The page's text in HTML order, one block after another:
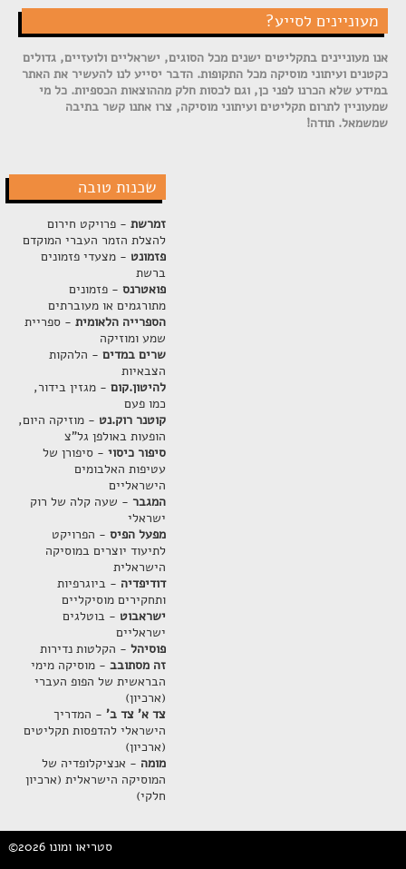
מעוניינים לסייע?
אנו מעוניינים בתקליטים ישנים מכל הסוגים, ישראליים ולועזיים, גדולים
כקטנים ועיתוני מוסיקה מכל התקופות. הדבר יסייע לנו להעשיר את האתר
במידע שלא הכרנו לפני כן, וגם לכסות חלק מההוצאות הכספיות. כל מי
שמעוניין לתרום תקליטים ועיתוני מוסיקה, צרו אתנו קשר בתיבה
שמשמאל. תודה!
שכנות טובה
זמרשת- פרויקט חירום
להצלת הזמר העברי המוקדם
פזמונט - מצעדי פזמונים
ברשת
פואטרנס- פזמונים
מתורגמים או מעוברתים
הספרייה הלאומית- ספריית
שמע ומוזיקה
שרים במדים- הלהקות
הצבאיות
להיטון.קום- מגזין בידור,
כמו פעם
קוטנר רוק.נט - מוזיקה היום,
הופעות באולפן גל"צ
סיפור כיסוי- סיפורן של
עטיפות האלבומים
הישראליים
המגבר- שעה קלה של רוק
ישראלי
מפעל הפיס- הפרויקט
לתיעוד יוצרים במוסיקה
הישראלית
דודיפדיה - ביוגרפיות
ותחקירים מוסיקליים
ישראבוט - בוטלגים
ישראליים
פוסיהל- הקלטות נדירות
זה מסתובב- מוסיקה מימי
הבראשית של הפופ העברי
(ארכיון)
צד א' צד ב'- המדריך
הישראלי להדפסות תקליטים
(ארכיון)
מומה - אנציקלופדיה של
המוסיקה הישראלית (ארכיון
חלקי)
©2026 סטריאו ומונו